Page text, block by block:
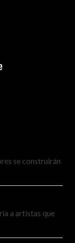
se construirán
a artistas que